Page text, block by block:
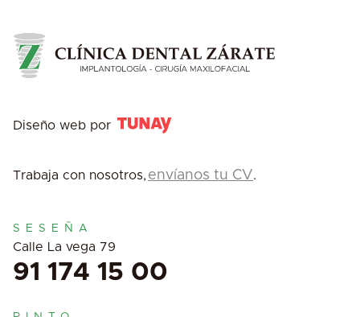
Diseño web por
Trabaja con nosotros, envíanos tu CV.
SESEÑA
Calle La vega 79
91 174 15 00